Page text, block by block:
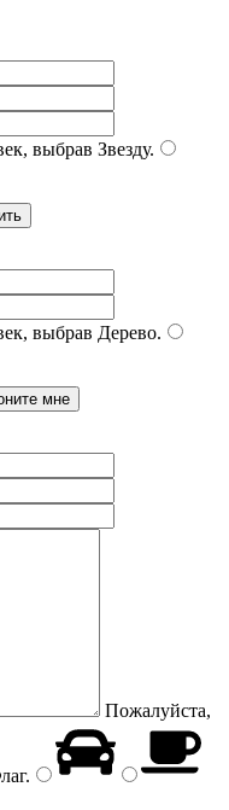
выбрав Звезду.
выбрав Дерево.
Пожалуйста,
.